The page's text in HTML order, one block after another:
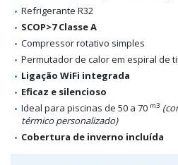
Refrigerante R32
SCOP>7 Classe A
Compressor rotativo simples
Permutador de calor em espiral de
Ligação WiFi integrada
Eficaz e silencioso
Ideal para piscinas de 50 a 70 m3
térmico personalizado)
Cobertura de inverno incluída